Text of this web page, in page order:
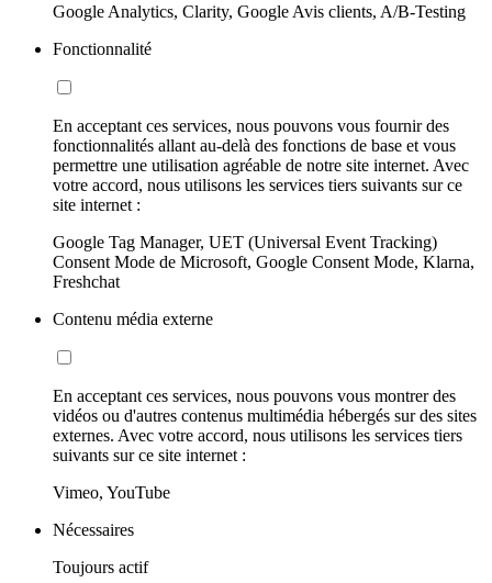
Google Analytics, Clarity, Google Avis clients, A/B-Testing
Fonctionnalité
En acceptant ces services, nous pouvons vous fournir des
fonctionnalités allant au-delà des fonctions de base et vous
permettre une utilisation agréable de notre site internet. Avec
votre accord, nous utilisons les services tiers suivants sur ce
site internet :
Google Tag Manager, UET (Universal Event Tracking)
Consent Mode de Microsoft, Google Consent Mode, Klarna,
Freshchat
Contenu média externe
En acceptant ces services, nous pouvons vous montrer des
vidéos ou d'autres contenus multimédia hébergés sur des sites
externes. Avec votre accord, nous utilisons les services tiers
suivants sur ce site internet :
Vimeo, YouTube
Nécessaires
Toujours actif